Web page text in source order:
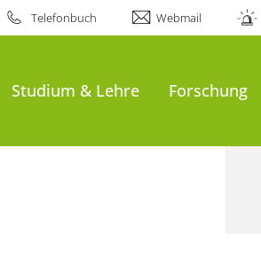
Telefonbuch Webmail
Studium & Lehre Forschung